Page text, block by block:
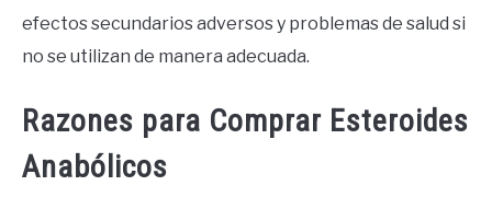
efectos secundarios adversos y problemas de salud si
no se utilizan de manera adecuada.
Razones para Comprar Esteroides
Anabólicos